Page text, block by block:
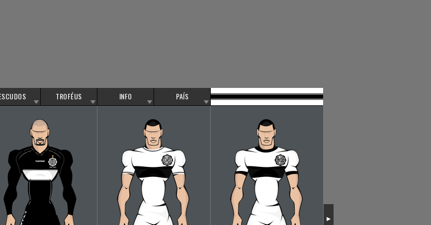
TROFÉUS INFO PAÍS